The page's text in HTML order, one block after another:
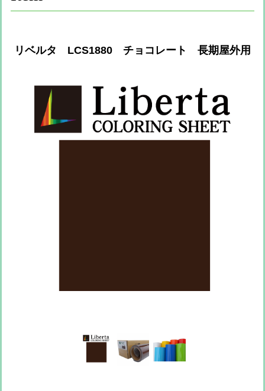
リベルタ LCS1880 チョコレート 長期屋外用